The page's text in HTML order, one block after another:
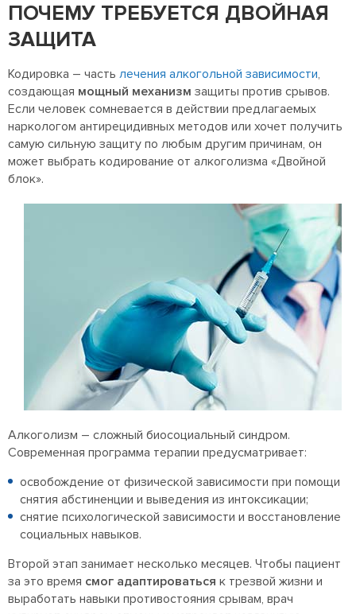
ПОЧЕМУ ТРЕБУЕТСЯ ДВОЙНАЯ
ЗАЩИТА
Кодировка – часть лечения алкогольной зависимости,
создающая мощный механизм защиты против срывов.
Если человек сомневается в действии предлагаемых
наркологом антирецидивных методов или хочет получить
самую сильную защиту по любым другим причинам, он
может выбрать кодирование от алкоголизма «Двойной
блок».
Алкоголизм – сложный биосоциальный синдром.
Современная программа терапии предусматривает:
освобождение от физической зависимости при помощи
снятия абстиненции и выведения из интоксикации;
снятие психологической зависимости и восстановление
социальных навыков.
Второй этап занимает несколько месяцев. Чтобы пациент
за это время смог адаптироваться к трезвой жизни и
выработать навыки противостояния срывам, врач